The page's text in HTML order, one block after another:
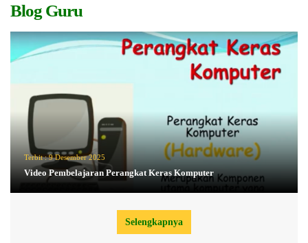
Blog Guru
Terbit :9 Desember 2025
Video Pembelajaran Perangkat Keras Komputer
Selengkapnya